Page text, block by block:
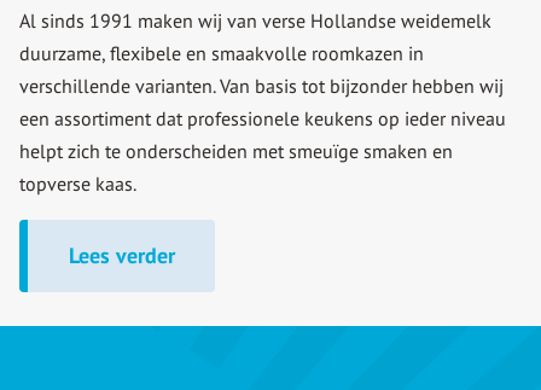
Al sinds 1991 maken wij van verse Hollandse weidemelk
duurzame, flexibele en smaakvolle roomkazen in
verschillende varianten. Van basis tot bijzonder hebben wij
een assortiment dat professionele keukens op ieder niveau
helpt zich te onderscheiden met smeuïge smaken en
topverse kaas.
Lees verder